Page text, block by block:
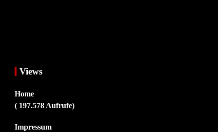
Views
Home
( 197.578 Aufrufe)
Impressum